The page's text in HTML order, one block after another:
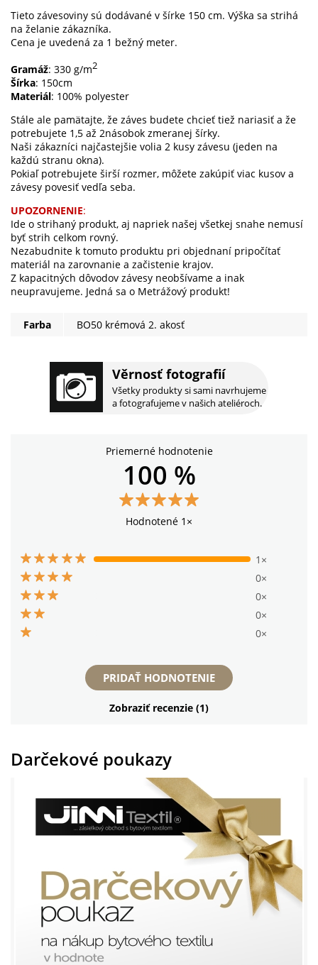
Věrnosť fotografií
Všetky produkty si sami navrhujeme
a fotografujeme v našich ateliéroch.
Tieto závesoviny sú dodávané v šírke 150 cm. Výška sa strihá
na želanie zákazníka.
Cena je uvedená za 1 bežný meter.
Gramáž: 330 g/m2
Šírka: 150cm
Materiál: 100% polyester
Stále ale pamätajte, že záves budete chcieť tiež nariasiť a že
potrebujete 1,5 až 2násobok zmeranej šírky.
Naši zákazníci najčastejšie volia 2 kusy závesu (jeden na
každú stranu okna).
Pokiaľ potrebujete širší rozmer, môžete zakúpiť viac kusov a
závesy povesiť vedľa seba.
UPOZORNENIE:
Ide o strihaný produkt, aj napriek našej všetkej snahe nemusí
byť strih celkom rovný.
Nezabudnite k tomuto produktu pri objednaní pripočítať
materiál na zarovnanie a začistenie krajov.
Z kapacitných dôvodov závesy neobšívame a inak
neupravujeme. Jedná sa o Metrážový produkt!
Farba BO50 krémová 2. akosť
Priemerné hodnotenie
100 %
Hodnotené 1×
1×
0×
0×
0×
0×
PRIDAŤ HODNOTENIE
Zobraziť recenzie (1)
Darčekové poukazy